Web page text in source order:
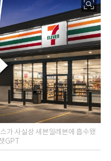
가 사실상 세븐일레븐에 흡수됐
GPT